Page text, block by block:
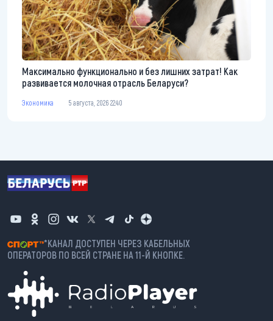
Максимально функционально и без лишних затрат! Как
развивается молочная отрасль Беларуси?
Экономика 5 августа, 2026 22:40
*КАНАЛ ДОСТУПЕН ЧЕРЕЗ КАБЕЛЬНЫХ
ОПЕРАТОРОВ ПО ВСЕЙ СТРАНЕ НА 11-Й КНОПКЕ.